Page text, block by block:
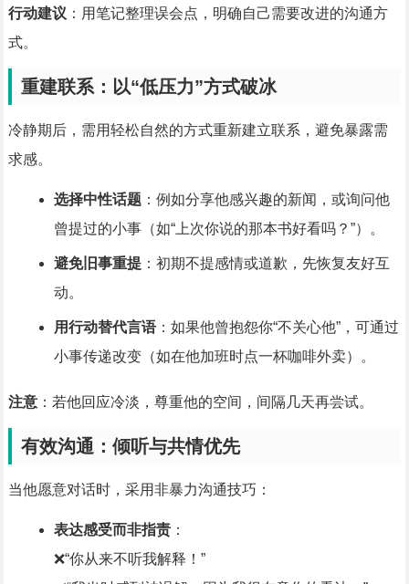
行动建议 ：用笔记整理误会点，明确自己需要改进的沟通方
式。
重建联系：以“低压力”方式破冰
冷静期后，需用轻松自然的方式重新建立联系，避免暴露需
求感。
选择中性话题：例如分享他感兴趣的新闻，或询问他
曾提过的小事（如“上次你说的那本书好看吗？”）。
避免旧事重提：初期不提感情或道歉，先恢复友好互
动。
用行动替代言语：如果他曾抱怨你“不关心他”，可通过
小事传递改变（如在他加班时点一杯咖啡外卖）。
注意：若他回应冷淡，尊重他的空间，间隔几天再尝试。
有效沟通：倾听与共情优先
当他愿意对话时，采用非暴力沟通技巧：
表达感受而非指责：
❌“你从来不听我解释！”